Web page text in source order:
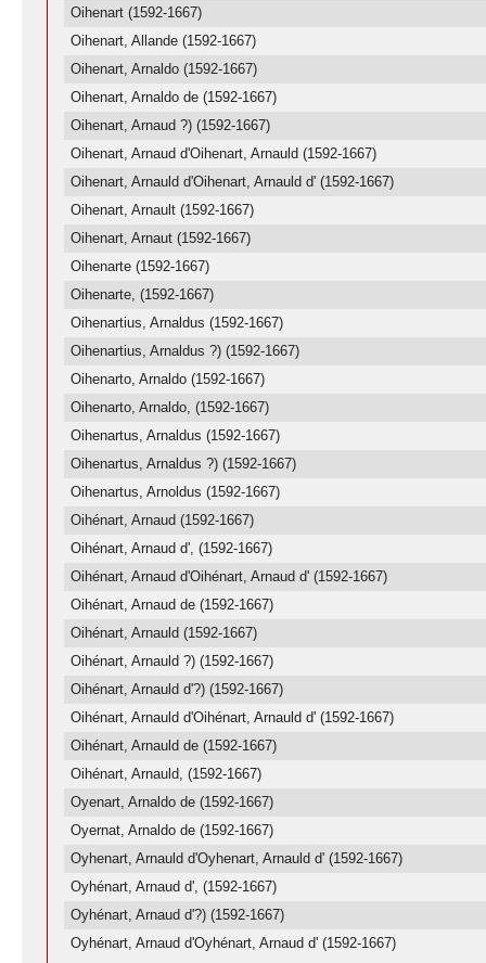
Oihenart (1592-1667)
Oihenart, Allande (1592-1667)
Oihenart, Arnaldo (1592-1667)
Oihenart, Arnaldo de (1592-1667)
Oihenart, Arnaud ?) (1592-1667)
Oihenart, Arnaud d'Oihenart, Arnauld (1592-1667)
Oihenart, Arnauld d'Oihenart, Arnauld d' (1592-1667)
Oihenart, Arnault (1592-1667)
Oihenart, Arnaut (1592-1667)
Oihenarte (1592-1667)
Oihenarte, (1592-1667)
Oihenartius, Arnaldus (1592-1667)
Oihenartius, Arnaldus ?) (1592-1667)
Oihenarto, Arnaldo (1592-1667)
Oihenarto, Arnaldo, (1592-1667)
Oihenartus, Arnaldus (1592-1667)
Oihenartus, Arnaldus ?) (1592-1667)
Oihenartus, Arnoldus (1592-1667)
Oihénart, Arnaud (1592-1667)
Oihénart, Arnaud d', (1592-1667)
Oihénart, Arnaud d'Oihénart, Arnaud d' (1592-1667)
Oihénart, Arnaud de (1592-1667)
Oihénart, Arnauld (1592-1667)
Oihénart, Arnauld ?) (1592-1667)
Oihénart, Arnauld d'?) (1592-1667)
Oihénart, Arnauld d'Oihénart, Arnauld d' (1592-1667)
Oihénart, Arnauld de (1592-1667)
Oihénart, Arnauld, (1592-1667)
Oyenart, Arnaldo de (1592-1667)
Oyernat, Arnaldo de (1592-1667)
Oyhenart, Arnauld d'Oyhenart, Arnauld d' (1592-1667)
Oyhénart, Arnaud d', (1592-1667)
Oyhénart, Arnaud d'?) (1592-1667)
Oyhénart, Arnaud d'Oyhénart, Arnaud d' (1592-1667)